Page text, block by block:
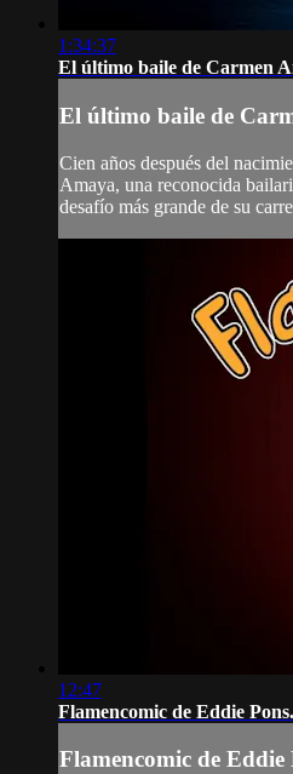
1:34:37
El último baile de Carmen
El último baile de
Cien años después del
Amaya, una reconocida
desafío más grande de su
12:47
Flamencomic de Eddie
Flamencomic de Eddie